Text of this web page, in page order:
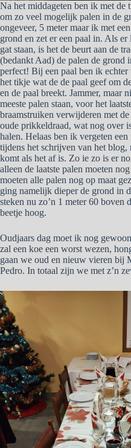
Na het middageten ben ik met de
om zo veel mogelijk palen in de
ongeveer, 5 meter maar ik met
grond en zet er een paal in. Als er
gat staan, is het de beurt aan de
(bedankt Aad) de palen de grond
perfect! Bij een paal ben ik echter
het tikje wat de de paal geef om
en de paal breekt. Jammer, maar
meeste palen staan, voor het
braamstruiken verwijderen met
oude prikkeldraad, wat nog over
halen. Helaas ben ik vergeten
tijdens het schrijven van het blog,
komt als het af is. Zo ie zo is er
alleen de laatste palen moeten
moeten alle palen nog op maat
ging namelijk dieper de grond in
steken nu zo’n 1 meter 60 boven
beetje hoog.
Oudjaars dag moet ik nog
zal een koe een worst wezen,
gaan we oud en nieuw vieren bij
Pedro. In totaal zijn we met z’n